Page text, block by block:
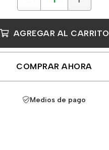
AGREGAR AL CARRITO
COMPRAR AHORA
Medios de pago